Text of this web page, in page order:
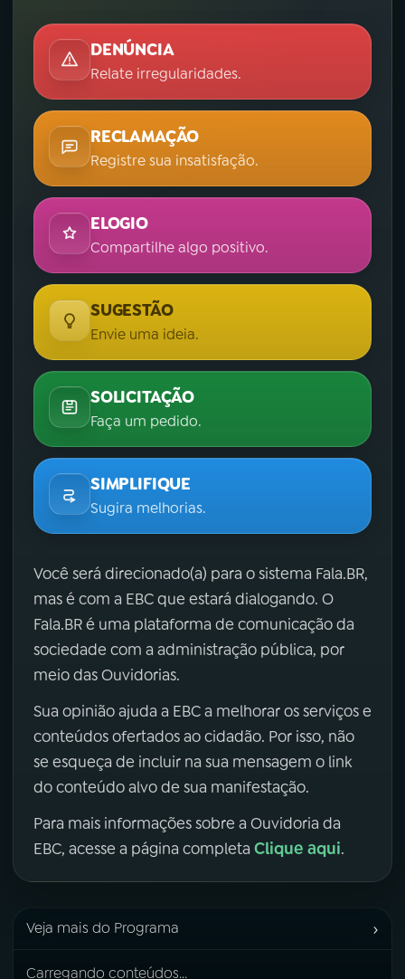
DENÚNCIA
Relate irregularidades.
RECLAMAÇÃO
Registre sua insatisfação.
ELOGIO
Compartilhe algo positivo.
SUGESTÃO
Envie uma ideia.
SOLICITAÇÃO
Faça um pedido.
SIMPLIFIQUE
Sugira melhorias.
Você será direcionado(a) para o sistema Fala.BR,
mas é com a EBC que estará dialogando. O
Fala.BR é uma plataforma de comunicação da
sociedade com a administração pública, por
meio das Ouvidorias.
Sua opinião ajuda a EBC a melhorar os serviços e
conteúdos ofertados ao cidadão. Por isso, não
se esqueça de incluir na sua mensagem o link
do conteúdo alvo de sua manifestação.
Para mais informações sobre a Ouvidoria da
EBC, acesse a página completa Clique aqui.
Veja mais do Programa ›
Carregando conteúdos...